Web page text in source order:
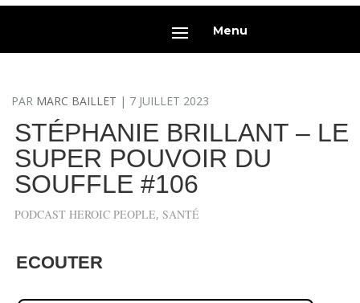
Menu
PAR MARC BAILLET | 7 JUILLET 2023
STÉPHANIE BRILLANT – LE
SUPER POUVOIR DU
SOUFFLE #106
PODCAST HEROIC PEOPLE,SANTÉ
ECOUTER